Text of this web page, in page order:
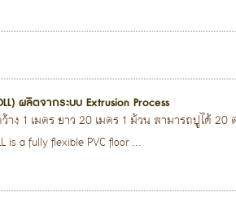
ผลิตจากระบบ Extrusion Process
ง 1 เมตร ยาว 20 เมตร 1 ม้วน สามารถปูได้ 20
a fully flexible PVC floor ...